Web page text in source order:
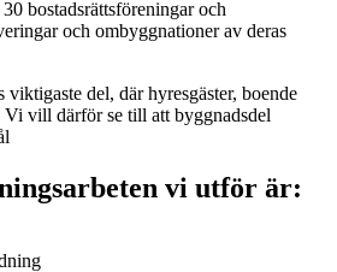
bostadsrättsföreningar och
och ombyggnationer av deras
viktigaste del, där hyresgäster, boende
Vi vill därför se till att byggnadsdel
vi utför är: